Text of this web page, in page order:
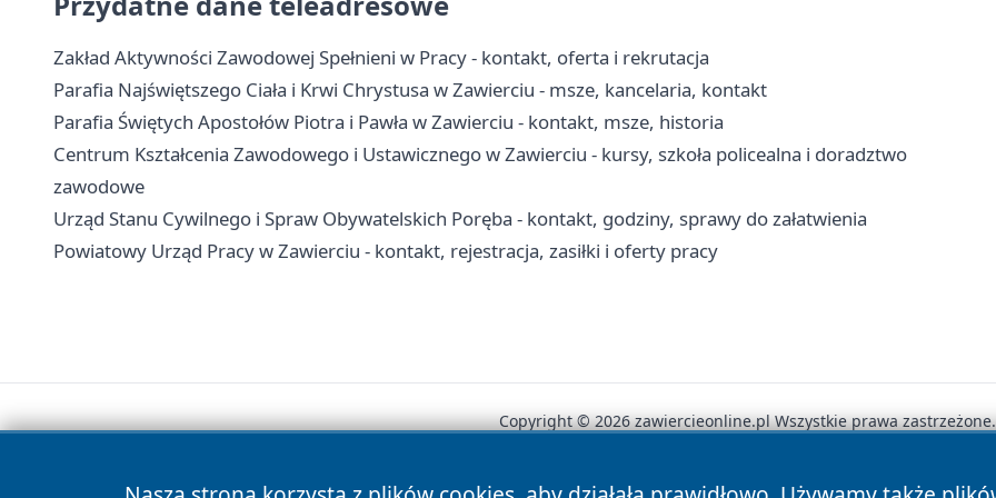
Zakład Aktywności Zawodowej Spełnieni w Pracy - kontakt, oferta i rekrutacja
Parafia Najświętszego Ciała i Krwi Chrystusa w Zawierciu - msze, kancelaria, kontakt
Parafia Świętych Apostołów Piotra i Pawła w Zawierciu - kontakt, msze, historia
Centrum Kształcenia Zawodowego i Ustawicznego w Zawierciu - kursy, szkoła policealna i doradztwo
zawodowe
Urząd Stanu Cywilnego i Spraw Obywatelskich Poręba - kontakt, godziny, sprawy do załatwienia
Powiatowy Urząd Pracy w Zawierciu - kontakt, rejestracja, zasiłki i oferty pracy
Copyright © 2026 zawiercieonline.pl Wszystkie prawa zastrzeżone.